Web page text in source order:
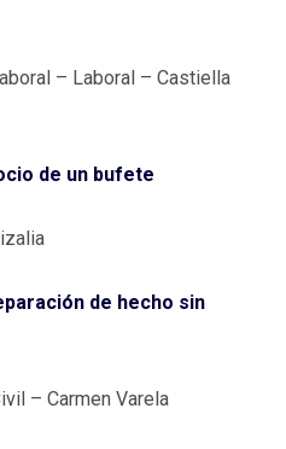
– Laboral – Castiella
de un bufete
de hecho sin
– Carmen Varela